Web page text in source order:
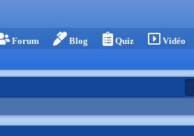
Forum Blog Quiz Vidéo